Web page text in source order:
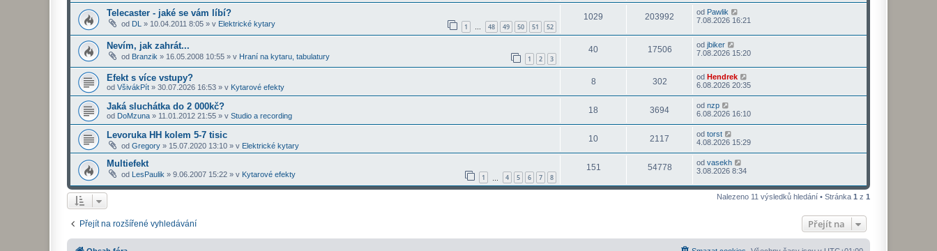
Telecaster - jaké se vám líbí?
od DL » 10.04.2011 8:05 » v Elektrické kytary 1 … 48 49 50 51 52
1029 203992 od Pawlik
7.08.2026 16:21
Nevím, jak zahrát...
od Branzik » 16.05.2008 10:55 » v Hraní na kytaru, tabulatury 1 2 3
40 17506 od jbiker
7.08.2026 15:20
Efekt s více vstupy?
od VšivákPít » 30.07.2026 16:53 » v Kytarové efekty
8 302 od Hendrek
6.08.2026 20:35
Jaká sluchátka do 2 000kč?
od DoMzuna » 11.01.2012 21:55 » v Studio a recording
18 3694 od nzp
6.08.2026 16:10
Levoruka HH kolem 5-7 tisic
od Gregory » 15.07.2020 13:10 » v Elektrické kytary
10 2117 od torst
4.08.2026 15:29
Multiefekt
od LesPaulik » 9.06.2007 15:22 » v Kytarové efekty 1 4 5 6 7 8
151 54778 od vasekh
3.08.2026 8:34
Nalezeno 11 výsledků hledání • Stránka 1 z 1
Přejít na rozšířené vyhledávání Přejít na